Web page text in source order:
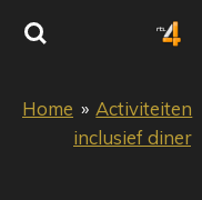
Ga
de
hoofdinhoud
Home » Activiteiten
inclusief diner